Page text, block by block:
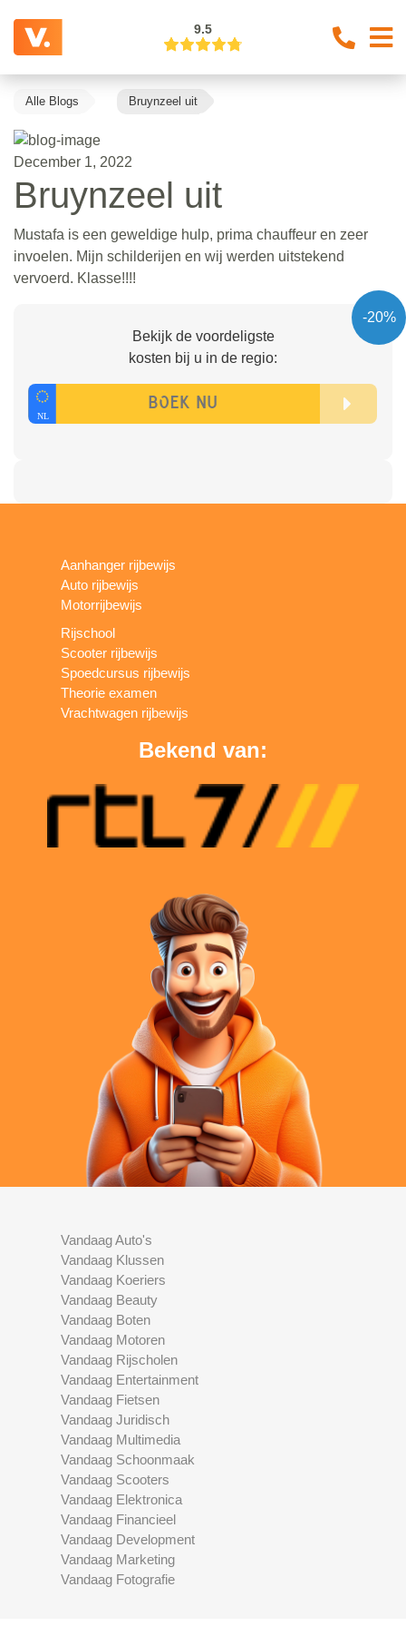
9.5
Alle Blogs Bruynzeel uit
December 1, 2022
Bruynzeel uit
Mustafa is een geweldige hulp, prima chauffeur en zeer
invoelen. Mijn schilderijen en wij werden uitstekend
vervoerd. Klasse!!!!
-20%
Bekijk de voordeligste
kosten bij u in de regio:
Aanhanger rijbewijs
Auto rijbewijs
Motorrijbewijs
Rijschool
Scooter rijbewijs
Spoedcursus rijbewijs
Theorie examen
Vrachtwagen rijbewijs
Bekend van:
Vandaag Auto's
Vandaag Klussen
Vandaag Koeriers
Vandaag Beauty
Vandaag Boten
Vandaag Motoren
Vandaag Rijscholen
Vandaag Entertainment
Vandaag Fietsen
Vandaag Juridisch
Vandaag Multimedia
Vandaag Schoonmaak
Vandaag Scooters
Vandaag Elektronica
Vandaag Financieel
Vandaag Development
Vandaag Marketing
Vandaag Fotografie